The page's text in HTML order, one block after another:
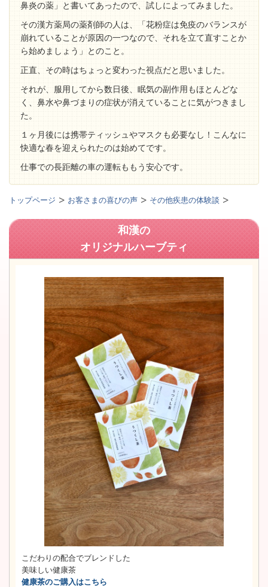
鼻炎の薬」と書いてあったので、試しによってみました。
その漢方薬局の薬剤師の人は、「花粉症は免疫のバランスが
崩れていることが原因の一つなので、それを立て直すことか
ら始めましょう」とのこと。
正直、その時はちょっと変わった視点だと思いました。
それが、服用してから数日後、眠気の副作用もほとんどな
く、鼻水や鼻づまりの症状が消えていることに気がつきまし
た。
１ヶ月後には携帯ティッシュやマスクも必要なし！こんなに
快適な春を迎えられたのは始めてです。
仕事での長距離の車の運転ももう安心です。
トップページ お客さまの喜びの声 その他疾患の体験談
和漢の
オリジナルハーブティ
こだわりの配合でブレンドした
美味しい健康茶
健康茶のご購入はこちら